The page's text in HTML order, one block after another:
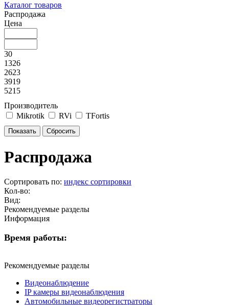
Каталог товаров
Распродажа
Цена
30
1326
2623
3919
5215
Производитель
Mikrotik
RVi TFortis
Распродажа
Сортировать по: индекс сортировки
Кол-во:
Вид:
Рекомендуемые разделы
Информация
Время работы:
Рекомендуемые разделы
Видеонаблюдение
IP камеры видеонаблюдения
Автомобильные видеорегистраторы